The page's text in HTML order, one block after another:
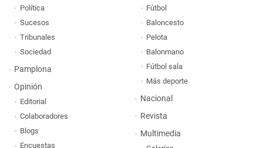
Política
Sucesos
Tribunales
Sociedad
Pamplona
Opinión
Editorial
Colaboradores
Blogs
Encuestas
Fútbol
Baloncesto
Pelota
Balonmano
Fútbol sala
Más deporte
Nacional
Revista
Multimedia